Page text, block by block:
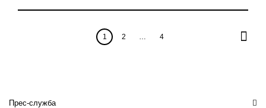
1 2 … 4
Прес-служба